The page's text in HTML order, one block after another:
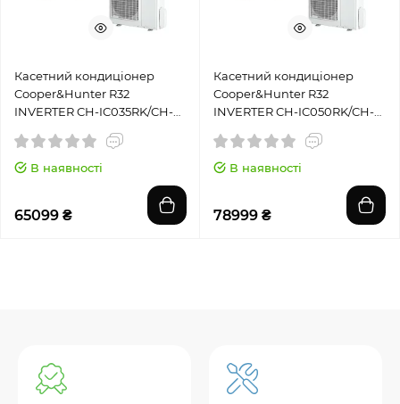
Касетний кондиціонер
Cooper&Hunter R32
INVERTER CH-IC035RK/CH-
В наявності
65099 ₴
Касетний кондиціонер
Cooper&Hunter R32
INVERTER CH-IC050RK/CH-
В наявності
78999 ₴